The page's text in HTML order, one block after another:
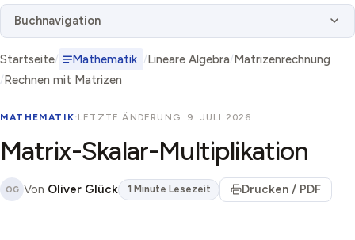
Buchnavigation
Startseite Mathematik Lineare Algebra Matrizenrechnung
Rechnen mit Matrizen
MATHEMATIK· LETZTE ÄNDERUNG: 9. JULI 2026
Matrix-Skalar-Multiplikation
OG Von Oliver Glück 1 Minute Lesezeit Drucken / PDF